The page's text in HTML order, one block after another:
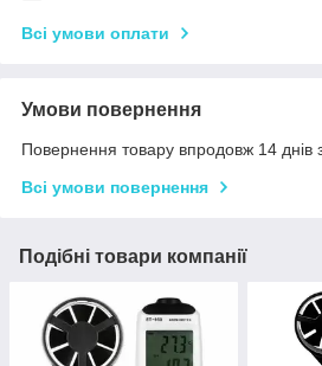
Всі умови оплати
Умови повернення
Повернення товару впродовж 14 днів
Всі умови повернення
Подібні товари компанії